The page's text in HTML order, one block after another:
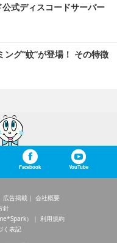
式ディスコードサーバー
ング“蚊”が登場！ その特徴
Facebook YouTube
広告掲載
会社概要
針
）
利用規約
く表記